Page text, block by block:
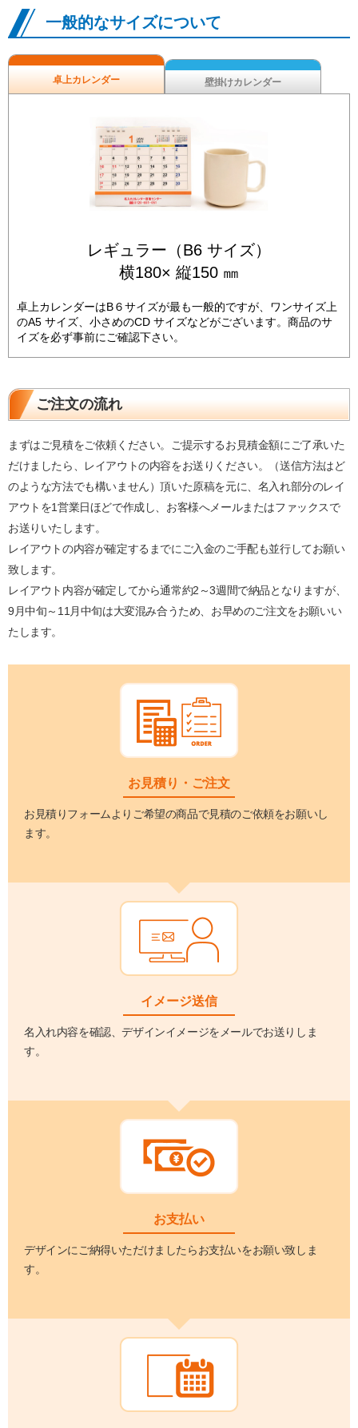
一般的なサイズについて
卓上カレンダー 壁掛けカレンダー
レギュラー（B6 サイズ）
横180× 縦150 ㎜
卓上カレンダーはB６サイズが最も一般的ですが、ワンサイズ上
のA5 サイズ、小さめのCD サイズなどがございます。商品のサ
イズを必ず事前にご確認下さい。
ご注文の流れ
まずはご見積をご依頼ください。ご提示するお見積金額にご了承いた
だけましたら、レイアウトの内容をお送りください。（送信方法はど
のような方法でも構いません）頂いた原稿を元に、名入れ部分のレイ
アウトを1営業日ほどで作成し、お客様へメールまたはファックスで
お送りいたします。
レイアウトの内容が確定するまでにご入金のご手配も並行してお願い
致します。
レイアウト内容が確定してから通常約2～3週間で納品となりますが、
9月中旬～11月中旬は大変混み合うため、お早めのご注文をお願いい
たします。
お見積り・ご注文
お見積りフォームよりご希望の商品で見積のご依頼をお願いし
ます。
イメージ送信
名入れ内容を確認、デザインイメージをメールでお送りしま
す。
お支払い
デザインにご納得いただけましたらお支払いをお願い致しま
す。